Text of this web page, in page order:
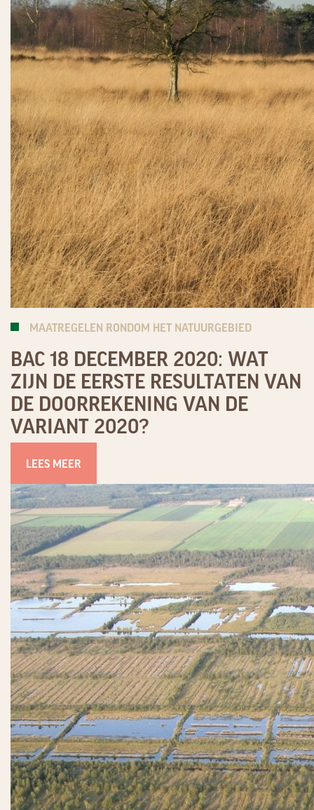
MAATREGELEN RONDOM HET NATUURGEBIED
BAC 18 DECEMBER 2020: WAT
ZIJN DE EERSTE RESULTATEN VAN
DE DOORREKENING VAN DE
VARIANT 2020?
LEES MEER